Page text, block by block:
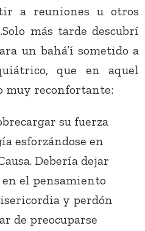
a reuniones u otros
más tarde descubrí
un bahá’í sometido a
que en aquel
muy reconfortante:
su fuerza
esforzándose en
Debería dejar
el pensamiento
y perdón
de preocuparse